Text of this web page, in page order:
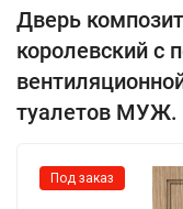
Дверь
королевский с
туалетов МУЖ.
Под заказ